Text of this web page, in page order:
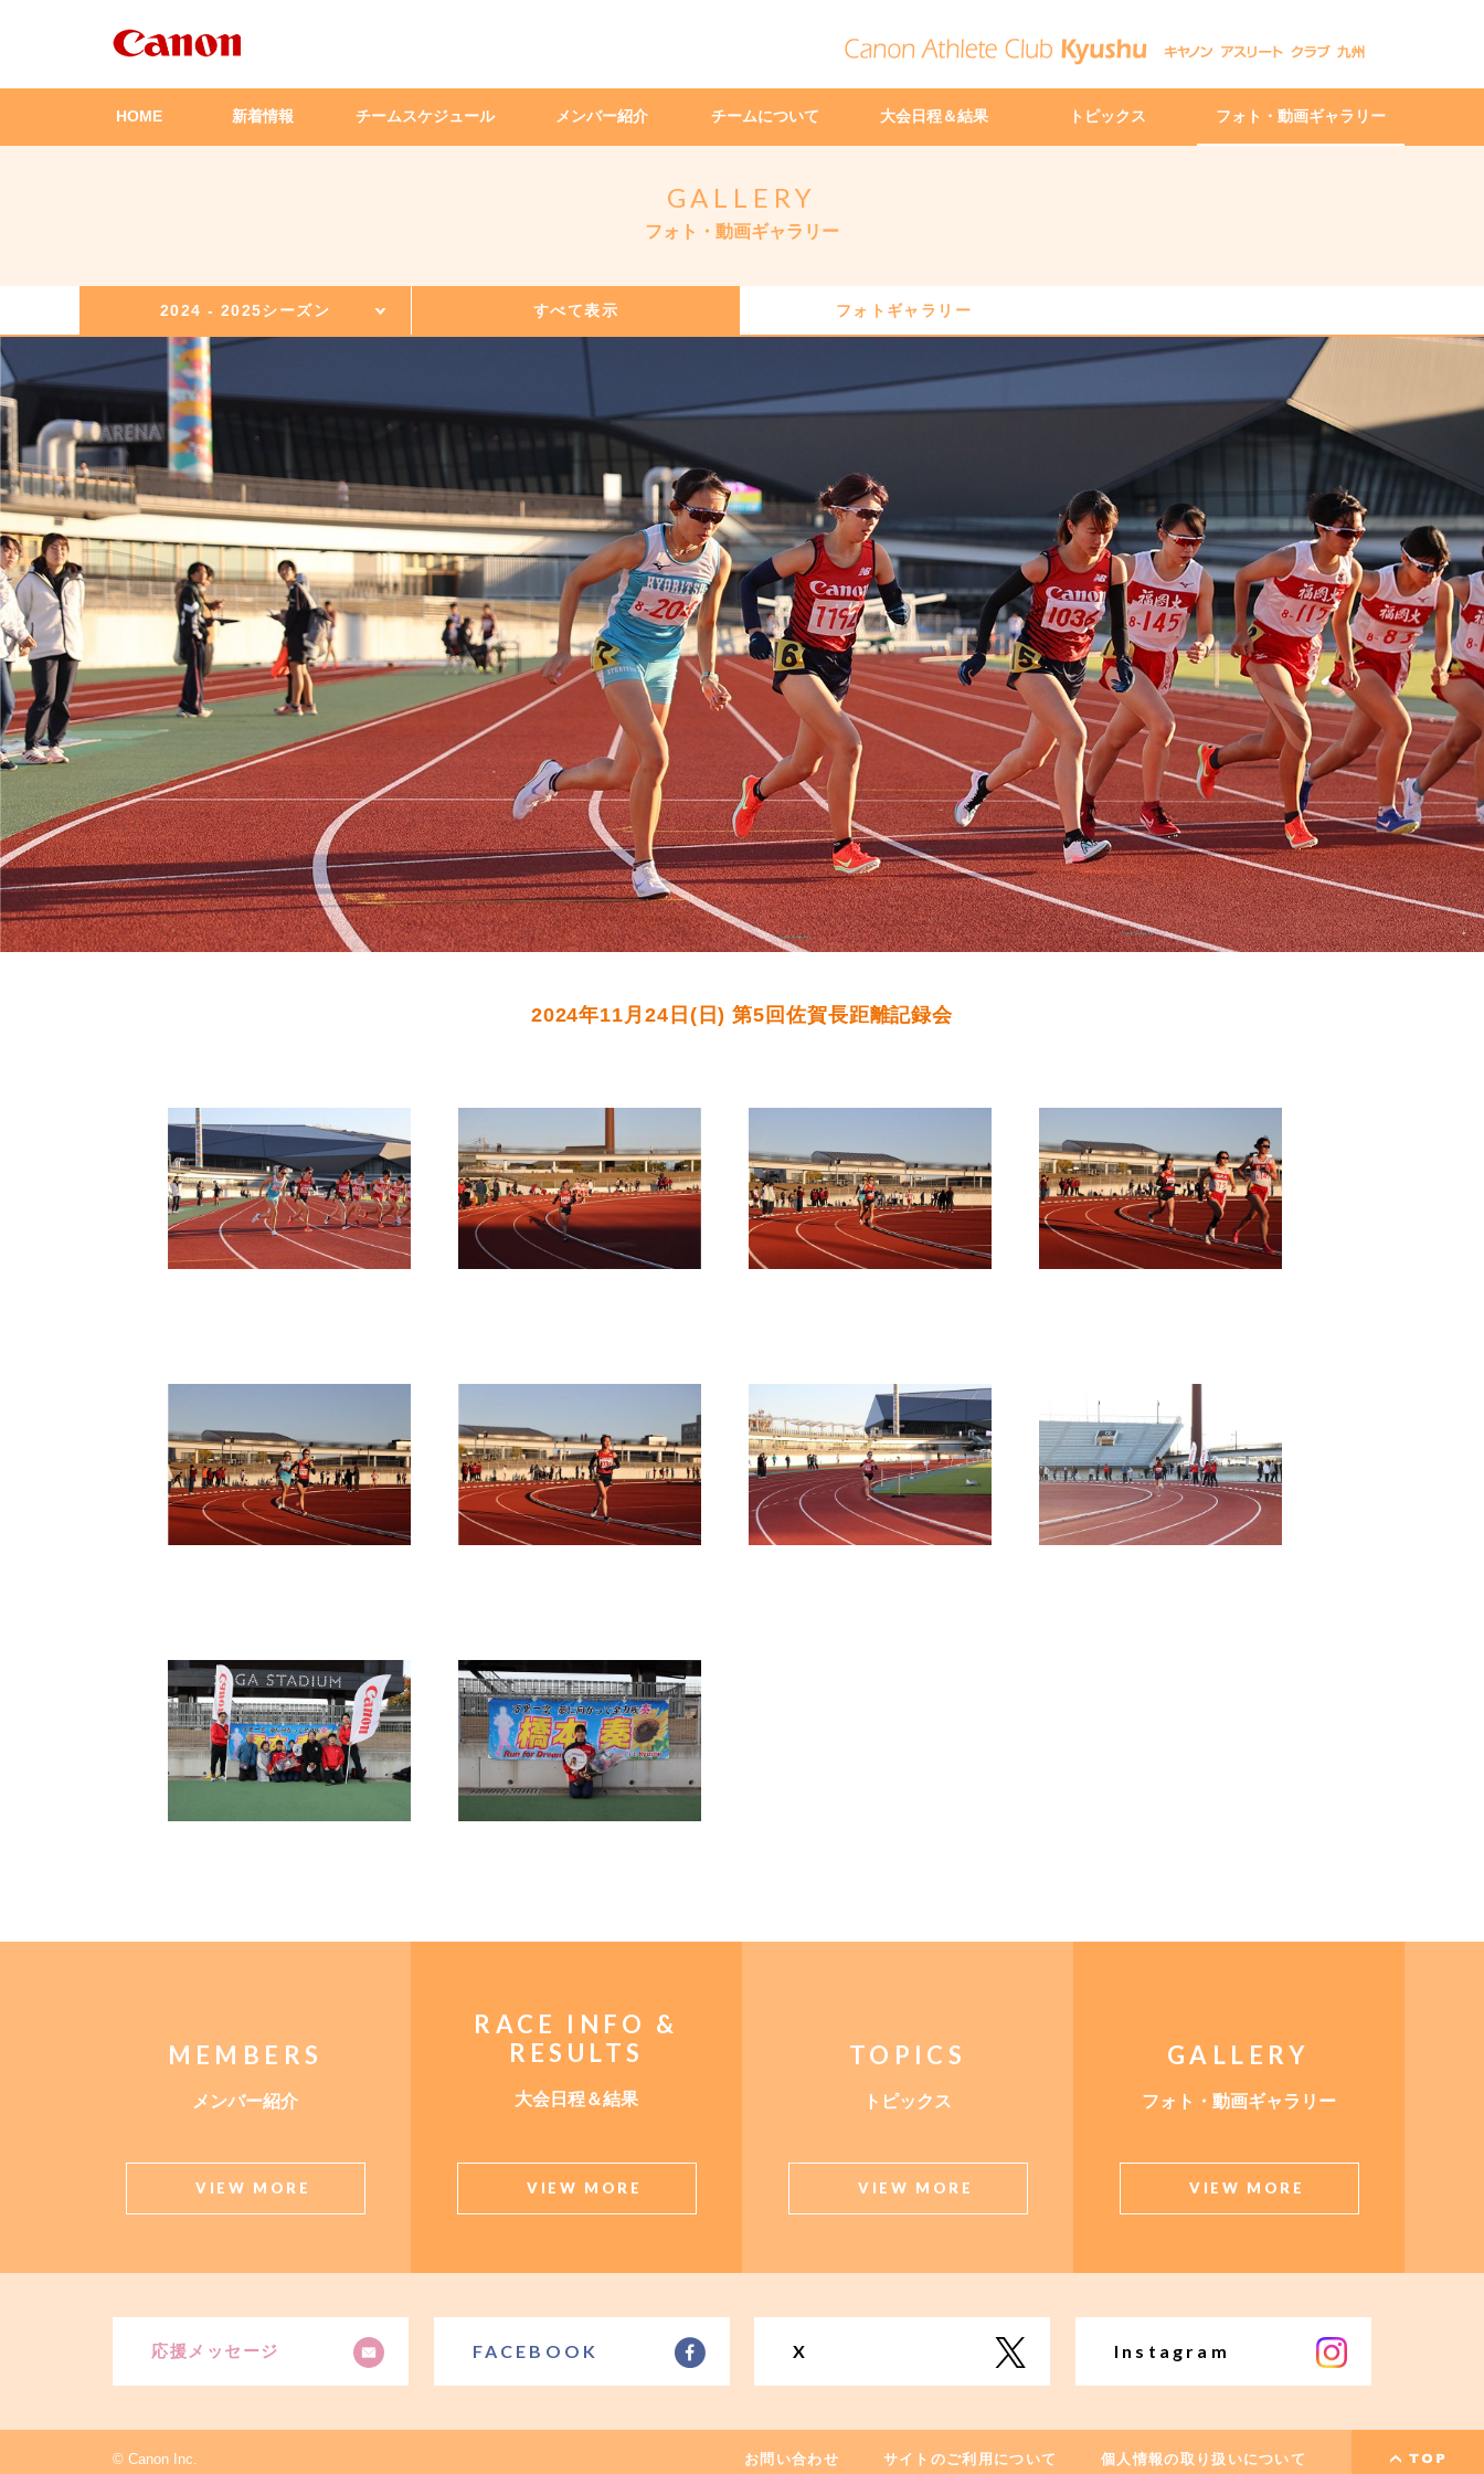
HOME 新着情報 チームスケジュール メンバー紹介 チームについて 大会日程＆結果 トピックス フォト・動画ギャラリー
GALLERY
フォト・動画ギャラリー
2024 - 2025シーズン すべて表示 フォトギャラリー
2024年11月24日(日) 第5回佐賀長距離記録会
MEMBERS
メンバー紹介
VIEW MORE
RACE INFO &
RESULTS
大会日程＆結果
VIEW MORE
TOPICS
トピックス
VIEW MORE
GALLERY
フォト・動画ギャラリー
VIEW MORE
応援メッセージ FACEBOOK X Instagram
© Canon Inc. お問い合わせ サイトのご利用について 個人情報の取り扱いについて